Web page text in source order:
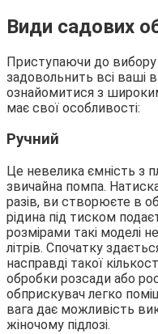
Види садових
Приступаючи до вибору
задовольнить всі ваші
ознайомитися з
має свої особливості:
Ручний
Це невелика ємність з
звичайна помпа.
разів, ви створюєте в
рідина під тиском
розмірами такі моделі
літрів. Спочатку
насправді такої
обробки розсади або
обприскувач легко
вага дає можливість
жіночому підлозі.